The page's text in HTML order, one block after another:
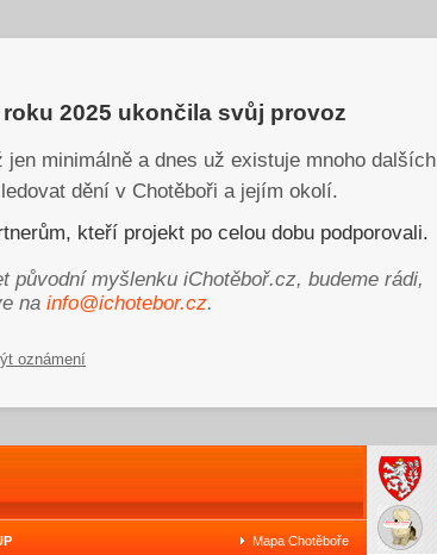
2025 ukončila svůj provoz
minimálně a dnes už existuje mnoho dalších
dění v Chotěboři a jejím okolí.
kteří projekt po celou dobu podporovali.
původní myšlenku iChotěboř.cz, budeme rádi,
na info@ichotebor.cz.
oznámení
Mapa Chotěboře